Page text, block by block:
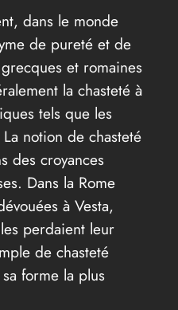
dans le monde
de pureté et de
et romaines
la chasteté à
tels que les
notion de chasteté
des croyances
Dans la Rome
à Vesta,
perdaient leur
de chasteté
forme la plus